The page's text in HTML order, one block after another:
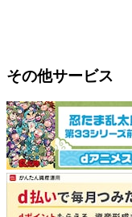
その他サービス